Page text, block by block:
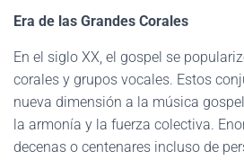
Era de las Grandes Corales
En el siglo XX, el gospel se
corales y grupos vocales. Estos
nueva dimensión a la música
la armonía y la fuerza colectiva.
decenas o centenares incluso de